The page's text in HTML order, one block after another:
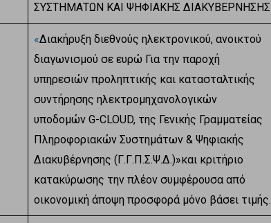
ΣΥΣΤΗΜΑΤΩΝ ΚΑΙ ΨΗΦΙΑΚΗΣ ΔΙΑΚΥΒΕΡΝΗΣΗΣ
«Διακήρυξη διεθνούς ηλεκτρονικού, ανοικτού
διαγωνισμού σε ευρώ Για την παροχή
υπηρεσιών προληπτικής και κατασταλτικής
συντήρησης ηλεκτρομηχανολογικών
υποδομών G-CLOUD, της Γενικής Γραμματείας
Πληροφοριακών Συστημάτων & Ψηφιακής
Διακυβέρνησης (Γ.Γ.Π.Σ.Ψ.Δ.)»και κριτήριο
κατακύρωσης την πλέον συμφέρουσα από
οικονομική άποψη προσφορά μόνο βάσει τιμής.